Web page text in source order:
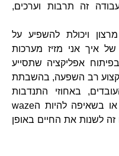
זה תרבות וערכים,
ויכולת להשפיע על
איך אני מזיז מערכות
בפיתוח אפליקציה שתסייע
רב השפעה, בהשבתת
באחוזי התנדבות
גבוהים(25% מתנדבים בקביעות) או בשאיפה להיות הwaze
לשנות את החיים באופן